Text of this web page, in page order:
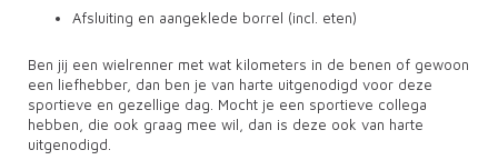
Afsluiting en aangeklede borrel (incl. eten)
Ben jij een wielrenner met wat kilometers in de benen of gewoon
een liefhebber, dan ben je van harte uitgenodigd voor deze
sportieve en gezellige dag. Mocht je een sportieve collega
hebben, die ook graag mee wil, dan is deze ook van harte
uitgenodigd.